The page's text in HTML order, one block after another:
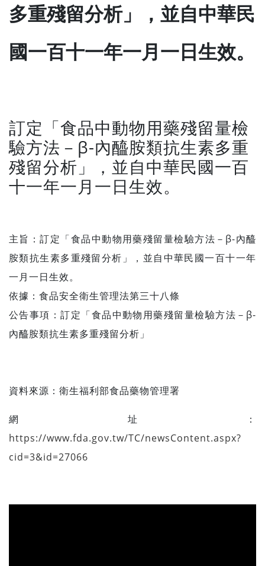
多重殘留分析」，並自中華民
國一百十一年一月一日生效。
訂定「食品中動物用藥殘留量檢
驗方法－β-內醯胺類抗生素多重
殘留分析」，並自中華民國一百
十一年一月一日生效。
主旨：訂定「食品中動物用藥殘留量檢驗方法－β-內醯
胺類抗生素多重殘留分析」，並自中華民國一百十一年
一月一日生效。
依據：食品安全衛生管理法第三十八條
公告事項：訂定「食品中動物用藥殘留量檢驗方法－β-
內醯胺類抗生素多重殘留分析」
資料來源： 衛生福利部食品藥物管理署
網址：
https://www.fda.gov.tw/TC/newsContent.aspx?
cid=3&id=27066